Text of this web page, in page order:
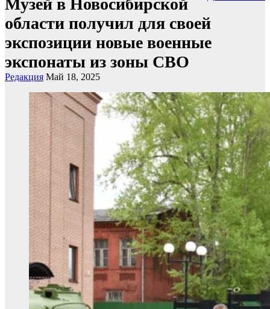
Музей в Новосибирской
области получил для своей
экспозиции новые военные
экспонаты из зоны СВО
Редакция Май 18, 2025